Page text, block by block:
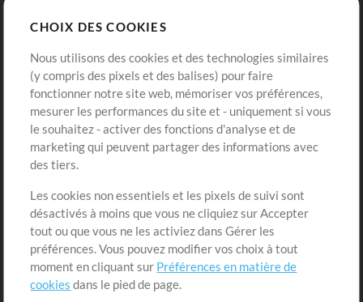
Modèles ProPresenter
Sons
Boutique
Acheter des crédits
Demander les pistes
Extras
Sessions
Compte
Voir le panier
CHOIX DES COOKIES
Nous utilisons des cookies et des technologies similaires
(y compris des pixels et des balises) pour faire
fonctionner notre site web, mémoriser vos préférences,
mesurer les performances du site et - uniquement si vous
le souhaitez - activer des fonctions d'analyse et de
marketing qui peuvent partager des informations avec
des tiers.
Les cookies non essentiels et les pixels de suivi sont
désactivés à moins que vous ne cliquiez sur Accepter
tout ou que vous ne les activiez dans Gérer les
préférences. Vous pouvez modifier vos choix à tout
moment en cliquant sur Préférences en matière de
cookies dans le pied de page.